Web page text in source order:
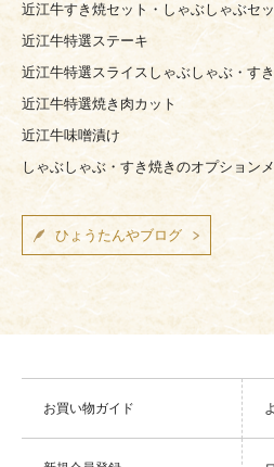
近江牛すき焼セット・しゃぶしゃぶセ
近江牛特選ステーキ
近江牛特選スライスしゃぶしゃぶ・す
近江牛特選焼き肉カット
近江牛味噌漬け
しゃぶしゃぶ・すき焼きのオプション
ひょうたんやブログ
お買い物ガイド